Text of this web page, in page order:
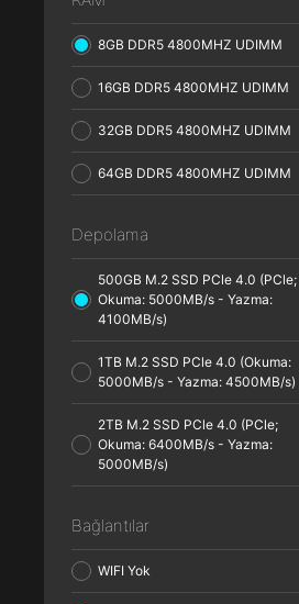
8GB DDR5 4800MHZ UDIMM
16GB DDR5 4800MHZ UDIMM
32GB DDR5 4800MHZ UDIMM
64GB DDR5 4800MHZ UDIMM
Depolama
500GB M.2 SSD PCle 4.0 (PCle;
Okuma: 5000MB/s - Yazma:
4100MB/s)
1TB M.2 SSD PCle 4.0 (Okuma:
5000MB/s - Yazma: 4500MB/s)
2TB M.2 SSD PCle 4.0 (PCle;
Okuma: 6400MB/s - Yazma:
5000MB/s)
Bağlantılar
WIFI Yok